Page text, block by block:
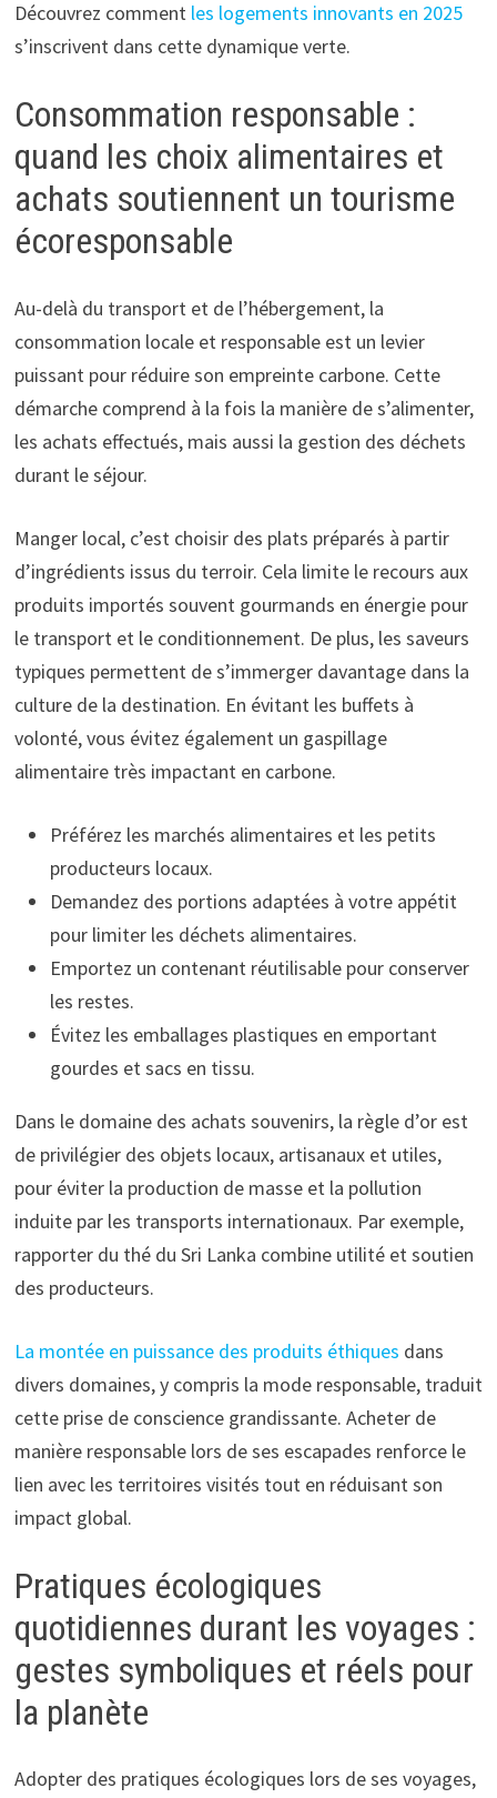
Découvrez comment les logements innovants en 2025
s’inscrivent dans cette dynamique verte.
Consommation responsable :
quand les choix alimentaires et
achats soutiennent un tourisme
écoresponsable
Au-delà du transport et de l’hébergement, la
consommation locale et responsable est un levier
puissant pour réduire son empreinte carbone. Cette
démarche comprend à la fois la manière de s’alimenter,
les achats effectués, mais aussi la gestion des déchets
durant le séjour.
Manger local, c’est choisir des plats préparés à partir
d’ingrédients issus du terroir. Cela limite le recours aux
produits importés souvent gourmands en énergie pour
le transport et le conditionnement. De plus, les saveurs
typiques permettent de s’immerger davantage dans la
culture de la destination. En évitant les buffets à
volonté, vous évitez également un gaspillage
alimentaire très impactant en carbone.
Préférez les marchés alimentaires et les petits
producteurs locaux.
Demandez des portions adaptées à votre appétit
pour limiter les déchets alimentaires.
Emportez un contenant réutilisable pour conserver
les restes.
Évitez les emballages plastiques en emportant
gourdes et sacs en tissu.
Dans le domaine des achats souvenirs, la règle d’or est
de privilégier des objets locaux, artisanaux et utiles,
pour éviter la production de masse et la pollution
induite par les transports internationaux. Par exemple,
rapporter du thé du Sri Lanka combine utilité et soutien
des producteurs.
La montée en puissance des produits éthiques dans
divers domaines, y compris la mode responsable, traduit
cette prise de conscience grandissante. Acheter de
manière responsable lors de ses escapades renforce le
lien avec les territoires visités tout en réduisant son
impact global.
Pratiques écologiques
quotidiennes durant les voyages :
gestes symboliques et réels pour
la planète
Adopter des pratiques écologiques lors de ses voyages,